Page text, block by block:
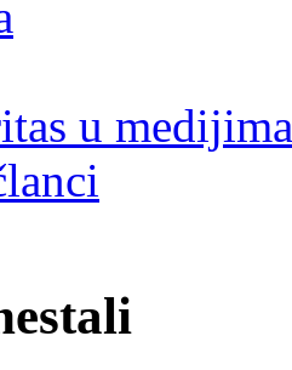
u medijima